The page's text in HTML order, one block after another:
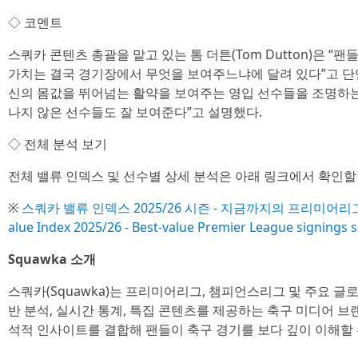
◇ 코멘트
스쿼카 콘텐츠 총괄을 맡고 있는 톰 더튼(Tom Dutton)은 “팬
가치는 결국 경기장에서 무엇을 보여주느냐에 달려 있다”고
신의 몸값을 뛰어넘는 활약을 보여주는 영입 선수들을 조명하
나지 않은 선수들도 잘 보여준다”고 설명했다.
◇ 전체 분석 보기
전체 밸류 인덱스 및 선수별 상세 분석은 아래 링크에서 확인
※ 스쿼카 밸류 인덱스 2025/26 시즌 - 지금까지의 프리미어
alue Index 2025/26 - Best-value Premier League signings
Squawka 소개
스쿼카(Squawka)는 프리미어리그, 챔피언스리그 및 주요 글
반 분석, 실시간 통계, 특집 콘텐츠를 제공하는 축구 미디어
석적 인사이트를 결합해 팬들이 축구 경기를 보다 깊이 이해